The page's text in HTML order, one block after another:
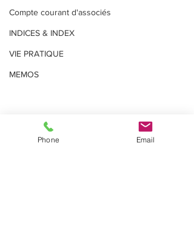
Compte courant d'associés
INDICES & INDEX
VIE PRATIQUE
MEMOS
Phone Email